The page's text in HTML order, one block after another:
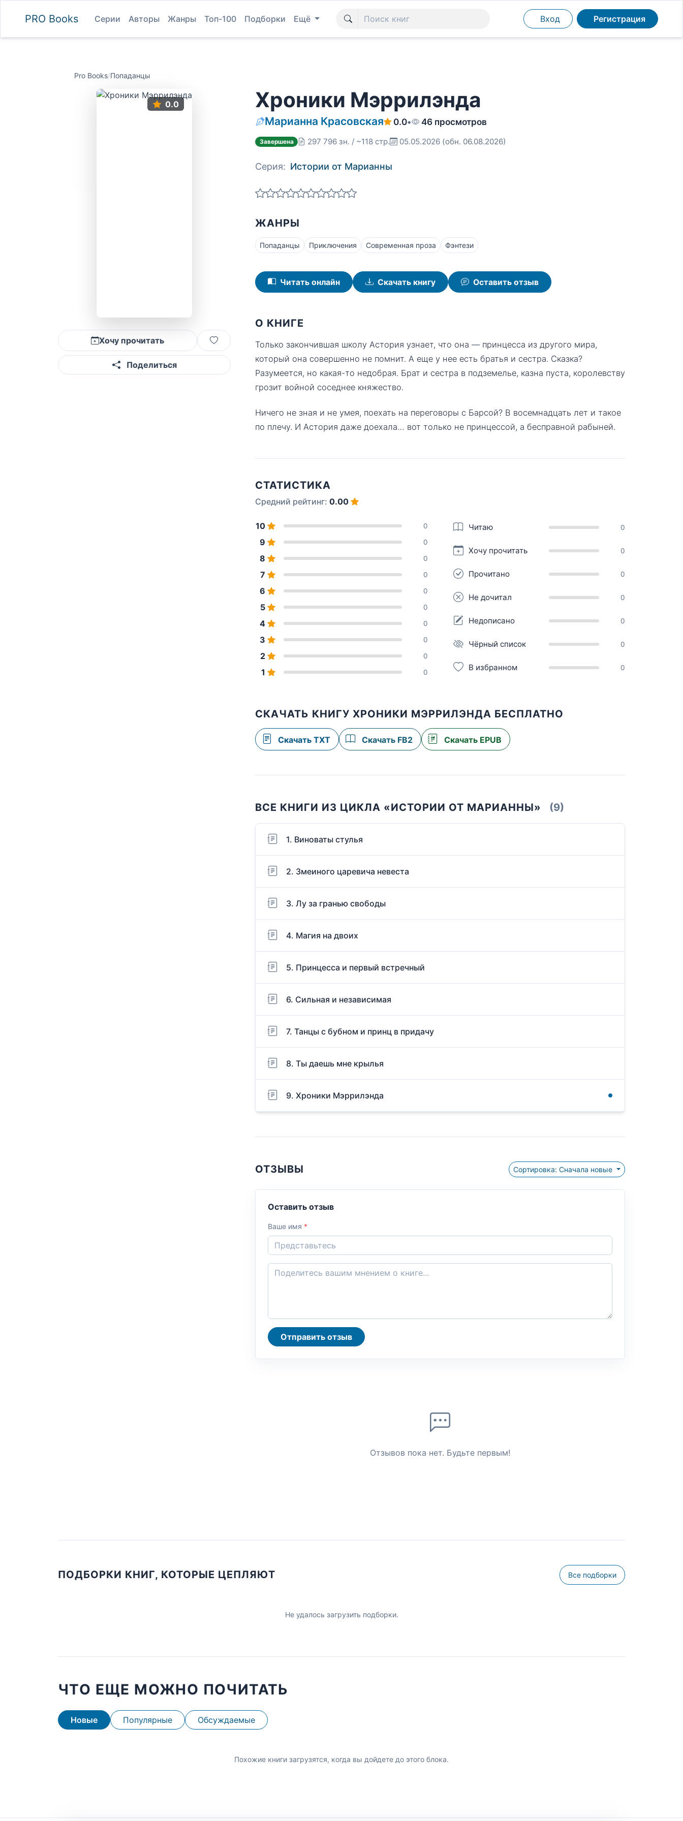
PRO Books Серии Авторы Жанры Топ-100 Подборки Ещё Вход Регистрация
Pro Books/Попаданцы
0.0
Хочу прочитать
Поделиться
Хроники Мэррилэнда
Марианна Красовская 0.0• 46 просмотров
Завершена 297 796 зн. / ~118 стр. 05.05.2026 (обн. 06.08.2026)
Серия: Истории от Марианны
ЖАНРЫ
Попаданцы Приключения Современная проза Фэнтези
Читать онлайн Скачать книгу Оставить отзыв
О КНИГЕ
Только закончившая школу Астория узнает, что она — принцесса из другого мира,
который она совершенно не помнит. А еще у нее есть братья и сестра. Сказка?
Разумеется, но какая-то недобрая. Брат и сестра в подземелье, казна пуста, королевству
грозит войной соседнее княжество.
Ничего не зная и не умея, поехать на переговоры с Барсой? В восемнадцать лет и такое
по плечу. И Астория даже доехала… вот только не принцессой, а бесправной рабыней.
СТАТИСТИКА
Средний рейтинг: 0.00
10 0
9 0
8 0
7 0
6 0
5 0
4 0
3 0
2 0
1 0
Читаю 0
Хочу прочитать 0
Прочитано 0
Не дочитал 0
Недописано 0
Чёрный список 0
В избранном 0
СКАЧАТЬ КНИГУ ХРОНИКИ МЭРРИЛЭНДА БЕСПЛАТНО
Скачать TXT Скачать FB2 Скачать EPUB
ВСЕ КНИГИ ИЗ ЦИКЛА «ИСТОРИИ ОТ МАРИАННЫ» (9)
1. Виноваты стулья
2. Змеиного царевича невеста
3. Лу за гранью свободы
4. Магия на двоих
5. Принцесса и первый встречный
6. Сильная и независимая
7. Танцы с бубном и принц в придачу
8. Ты даешь мне крылья
9. Хроники Мэррилэнда
ОТЗЫВЫ Сортировка: Сначала новые
Оставить отзыв
Ваше имя *
Отправить отзыв
Отзывов пока нет. Будьте первым!
ПОДБОРКИ КНИГ, КОТОРЫЕ ЦЕПЛЯЮТ Все подборки
Не удалось загрузить подборки.
ЧТО ЕЩЕ МОЖНО ПОЧИТАТЬ
Новые Популярные Обсуждаемые
Похожие книги загрузятся, когда вы дойдете до этого блока.